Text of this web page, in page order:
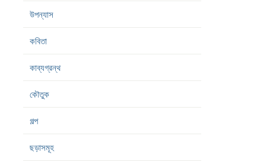
উপন্যাস
কবিতা
কাব্যগ্রন্থ
কৌতুক
গল্প
ছড়াসমূহ